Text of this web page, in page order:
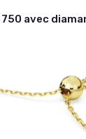
750 avec